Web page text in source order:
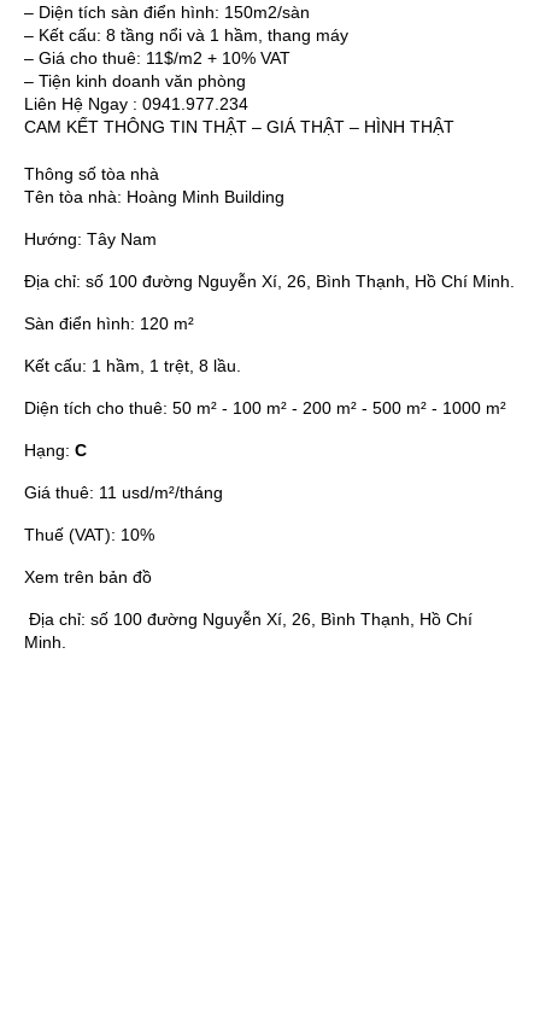
– Diện tích sàn điển hình: 150m2/sàn
– Kết cấu: 8 tầng nổi và 1 hầm, thang máy
– Giá cho thuê: 11$/m2 + 10% VAT
– Tiện kinh doanh văn phòng
Liên Hệ Ngay : 0941.977.234
CAM KẾT THÔNG TIN THẬT – GIÁ THẬT – HÌNH THẬT
Thông số tòa nhà
Tên tòa nhà: Hoàng Minh Building
Hướng: Tây Nam
Địa chỉ: số 100 đường Nguyễn Xí, 26, Bình Thạnh, Hồ Chí Minh.
Sàn điển hình: 120 m²
Kết cấu: 1 hầm, 1 trệt, 8 lầu.
Diện tích cho thuê: 50 m² - 100 m² - 200 m² - 500 m² - 1000 m²
Hạng: C
Giá thuê: 11 usd/m²/tháng
Thuế (VAT): 10%
Xem trên bản đồ
Địa chỉ: số 100 đường Nguyễn Xí, 26, Bình Thạnh, Hồ Chí
Minh.